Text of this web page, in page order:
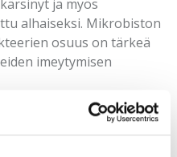
ja myös
alhaiseksi. Mikrobiston
osuus on tärkeä
imeytymisen
seuranta